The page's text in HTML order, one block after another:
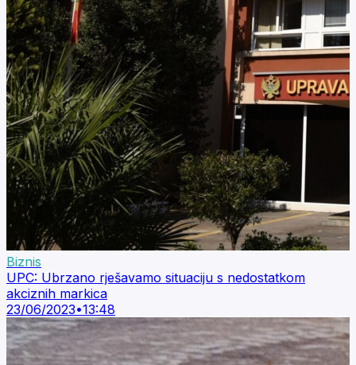
Biznis
UPC: Ubrzano rješavamo situaciju s nedostatkom
akciznih markica
23/06/2023•13:48